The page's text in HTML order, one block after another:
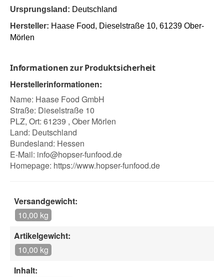
Ursprungsland: Deutschland
Hersteller: Haase Food, Dieselstraße 10, 61239 Ober-
Mörlen
Informationen zur Produktsicherheit
Herstellerinformationen:
Name: Haase Food GmbH
Straße: Dieselstraße 10
PLZ, Ort: 61239 , Ober Mörlen
Land: Deutschland
Bundesland: Hessen
E-Mail: info@hopser-funfood.de
Homepage: https://www.hopser-funfood.de
Versandgewicht:
10,00 kg
Artikelgewicht:
10,00 kg
Inhalt: